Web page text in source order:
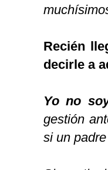
Recién
decirle a
Yo no
gestión
si un